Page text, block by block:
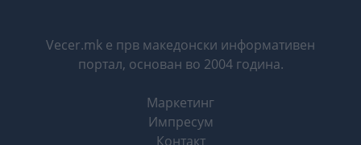
Vecer.mk е прв македонски информативен
портал, основан во 2004 година.
Маркетинг
Импресум
Контакт